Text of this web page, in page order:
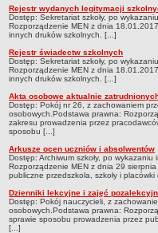
Rejestry, ewidencje,
Kontrole
PONOWNE
Sprawozdania
Deklaracja dostępności
DEKLARACJA DOSTĘPNOŚCI
OŚWIADCZENIA MAJĄTKOWE
PONOWNE WYKORZYSTYWANIE
UDOSTĘPNIANIE INFORMACJI
OCHRONA DANYCH OSOBOWYCH
Rejestr wydanych legitymacji
Dostęp: Sekretariat szkoły, po
Rozporządzenie MEN z dnia
innych druków szkolnych. [...]
Rejestr świadectw szkolnych
Dostęp: Sekretariat szkoły, po
Rozporządzenie MEN z dnia
innych druków szkolnych. [...]
Akta osobowe aktualnie
Dostęp: Pokój nr 26, z zachowaniem
osobowych.Podstawa prawna:
zakresu prowadzenia przez
sposobu [...]
Arkusze ocen uczniów i absolwentów
Dostęp: Archiwum szkoły, po
Rozporządzenie MEN z dnia 29
publiczne przedszkola, szkoły i
Dzienniki lekcyjne i zajęć
Dostęp: Pokój nauczycieli, z
osobowych.Podstawa prawna:
sprawie sposobu prowadzenia przez
[...]